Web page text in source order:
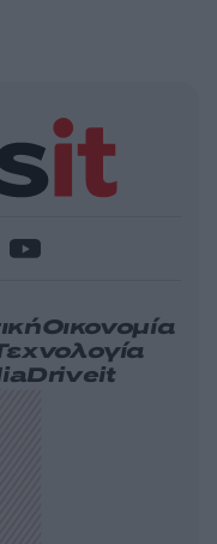
Οικονομία
Driveit